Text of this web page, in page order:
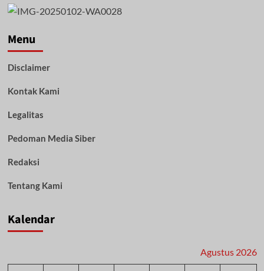
Menu
Disclaimer
Kontak Kami
Legalitas
Pedoman Media Siber
Redaksi
Tentang Kami
Kalendar
Agustus 2026